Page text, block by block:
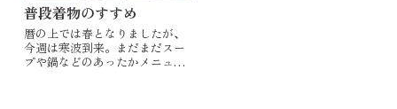
普段着物のすすめ
暦の上では春となりましたが、
今週は寒波到来。まだまだスー
プや鍋などのあったかメニュー